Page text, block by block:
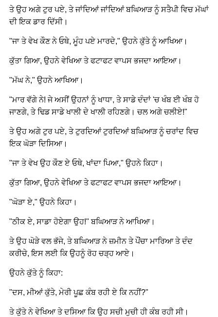
ਤੇ ਉਹ ਅਗੇ ਟੁਰ ਪਏ, ਤੇ ਜਾਂਦਿਆਂ ਜਾਂਦਿਆਂ ਬਘਿਆੜ ਨੂੰ ਸਤੈਪੀ ਵਿਚ ਮੱਘਾਂ
ਦੀ ਇਕ ਡਾਰ ਦਿੱਸੀ।
"ਜਾ ਤੇ ਵੇਖ ਕੌਣ ਨੇ ਓਥੇ, ਮੂੰਹ ਪਏ ਮਾਰਦੇ," ਉਹਨੇ ਕੁੱਤੇ ਨੂੰ ਆਖਿਆ।
ਕੁੱਤਾ ਗਿਆ, ਉਹਨੇ ਵੇਖਿਆ ਤੇ ਫਟਾਫਟ ਵਾਪਸ ਭਜਦਾ ਆਇਆ।
"ਮੱਘ ਨੇ," ਉਹਨੇ ਆਖਿਆ।
"ਮਾਰ ਵੱਗੇ ਨੇ! ਜੇ ਅਸੀਂ ਉਹਨਾਂ ਨੂੰ ਖਾਧਾ, ਤੇ ਸਾਡੇ ਦੰਦਾਂ 'ਚ ਖੰਬ ਈ ਖੰਬ ਹੋ
ਜਾਣਗੇ, ਤੇ ਢਿਡ ਸਾਡੇ ਖਾਲੀ ਦੇ ਖਾਲੀ ਰਹਿਣਗੇ। ਚਲ ਅਗੇ ਚਲੀਏ!"
ਤੇ ਉਹ ਅਗੇ ਟੁਰ ਪਏ, ਤੇ ਟੁਰਦਿਆਂ ਟੁਰਦਿਆਂ ਬਘਿਆੜ ਨੂੰ ਚਰਾਂਦ ਵਿਚ
ਇਕ ਘੋੜਾ ਦਿਸਿਆ।
"ਜਾ ਤੇ ਵੇਖ ਉਹ ਕੌਣ ਏ ਓਥੇ, ਖਾਂਦਾ ਪਿਆ," ਉਹਨੇ ਕਿਹਾ।
ਕੁੱਤਾ ਗਿਆ, ਉਹਨੇ ਵੇਖਿਆ ਤੇ ਫਟਾਫਟ ਵਾਪਸ ਭਜਦਾ ਆਇਆ।
"ਘੋੜਾ ਏ," ਉਹਨੇ ਕਿਹਾ।
"ਠੀਕ ਏ, ਸਾਡਾ ਹੋਏਗਾ ਉਹ!" ਬਘਿਆੜ ਨੇ ਆਖਿਆ।
ਤੇ ਉਹ ਘੋੜੇ ਵਲ ਭੱਜੇ, ਤੇ ਬਘਿਆੜ ਨੇ ਜ਼ਮੀਨ ਤੇ ਪੌਂਚਾ ਮਾਰਿਆ ਤੇ ਦੰਦ
ਕਰੀਚੇ, ਇਸ ਲਈ ਕਿ ਉਹਨੂੰ ਰੋਹ ਚੜ੍ਹ ਆਏ।
ਉਹਨੇ ਕੁੱਤੇ ਨੂੰ ਕਿਹਾ:
"ਦਸ, ਮੀਆਂ ਕੁੱਤੇ, ਮੇਰੀ ਪੂਛ ਕੰਬ ਰਹੀ ਏ ਕਿ ਨਹੀਂ?"
ਤੇ ਕੁੱਤੇ ਨੇ ਵੇਖਿਆ ਤੇ ਦਸਿਆ ਕਿ ਉਹ ਸਚੀ ਮੁਚੀ ਹੀ ਕੰਬ ਰਹੀ ਸੀ।